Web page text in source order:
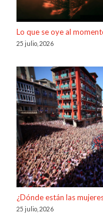
Lo que se oye al
25 julio, 2026
¿Dónde están las
25 julio, 2026